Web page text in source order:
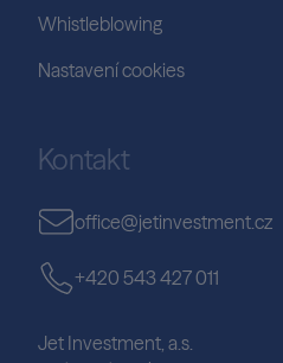
Whistleblowing
Nastavení cookies
Kontakt
office@jetinvestment.cz
+420 543 427 011
Jet Investment, a.s.